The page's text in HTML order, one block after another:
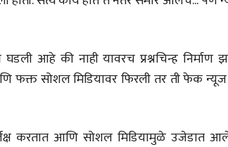
आहे की नाही यावरच प्रश्नचिन्ह निर्माण
फक्त सोशल मिडियावर फिरली तर ती फेक
करतात आणि सोशल मिडियामुळे उजेडात
चित्रकार
पुस्तकातील अंश
निरोप घेताना...
आगामी
चीनचा निरोप